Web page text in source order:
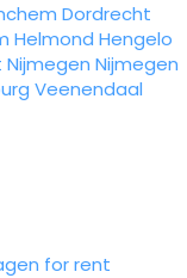
Dordrecht
Helmond Hengelo
Nijmegen Nijmegen
Veenendaal
for rent